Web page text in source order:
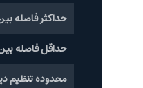
حداکثر فاصله
حداقل فاصله
محدوده تنظیم